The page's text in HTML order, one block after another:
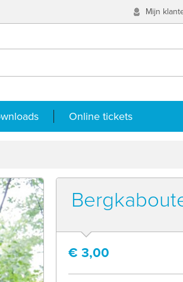
Mijn
Online tickets
€ 3,00